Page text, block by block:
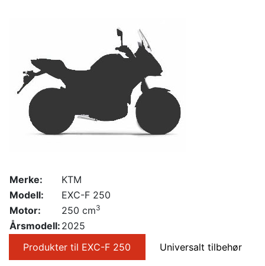
Merke:
KTM
Modell:
EXC-F 250
Motor:
250 cm3
Årsmodell: 2025
Produkter til EXC-F 250
Universalt tilbehør